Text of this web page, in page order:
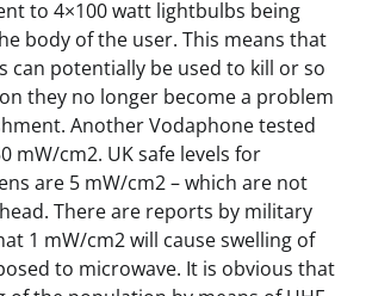
to 4×100 watt lightbulbs being
body of the user. This means that
can potentially be used to kill or so
they no longer become a problem
Another Vodaphone tested
mW/cm2. UK safe levels for
are 5 mW/cm2 – which are not
There are reports by military
1 mW/cm2 will cause swelling of
to microwave. It is obvious that